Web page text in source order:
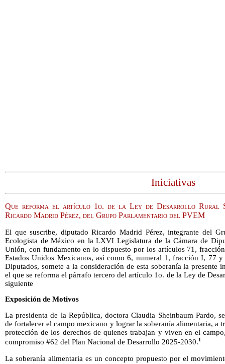
Iniciativas
Que reforma el artículo 1o. de la Ley de Desarrollo Rural
Ricardo Madrid Pérez, del Grupo Parlamentario del PVEM
El que suscribe, diputado Ricardo Madrid Pérez, integrante del
Ecologista de México en la LXVI Legislatura de la Cámara de
Unión, con fundamento en lo dispuesto por los artículos 71,
Estados Unidos Mexicanos, así como 6, numeral 1, fracción I, 77
Diputados, somete a la consideración de esta soberanía la presente
el que se reforma el párrafo tercero del artículo 1o. de la Ley de
siguiente
Exposición de Motivos
La presidenta de la República, doctora Claudia Sheinbaum Pardo,
de fortalecer el campo mexicano y lograr la soberanía alimentaria, a
protección de los derechos de quienes trabajan y viven en el
compromiso #62 del Plan Nacional de Desarrollo 2025-2030.1
La soberanía alimentaria es un concepto propuesto por el